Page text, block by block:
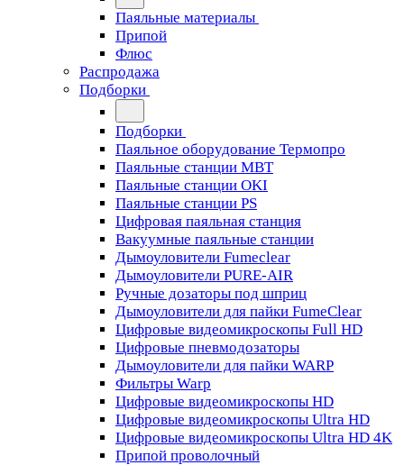
Паяльные материалы
Припой
Флюс
Распродажа
Подборки
Подборки
Паяльное оборудование Термопро
Паяльные станции MBT
Паяльные станции OKI
Паяльные станции PS
Цифровая паяльная станция
Вакуумные паяльные станции
Дымоуловители Fumeclear
Дымоуловители PURE-AIR
Ручные дозаторы под шприц
Дымоуловители для пайки FumeClear
Цифровые видеомикроскопы Full HD
Цифровые пневмодозаторы
Дымоуловители для пайки WARP
Фильтры Warp
Цифровые видеомикроскопы HD
Цифровые видеомикроскопы Ultra HD
Цифровые видеомикроскопы Ultra HD 4K
Припой проволочный